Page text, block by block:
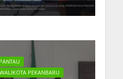
PANTAU
PEKANBARU